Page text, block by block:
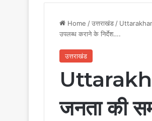
Home /उत्तराखंड /
उपलब्ध कराने के निर्देश….
उत्तराखंड
जनता की